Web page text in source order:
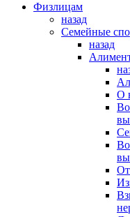
Физлицам
назад
Семейные
назад
О